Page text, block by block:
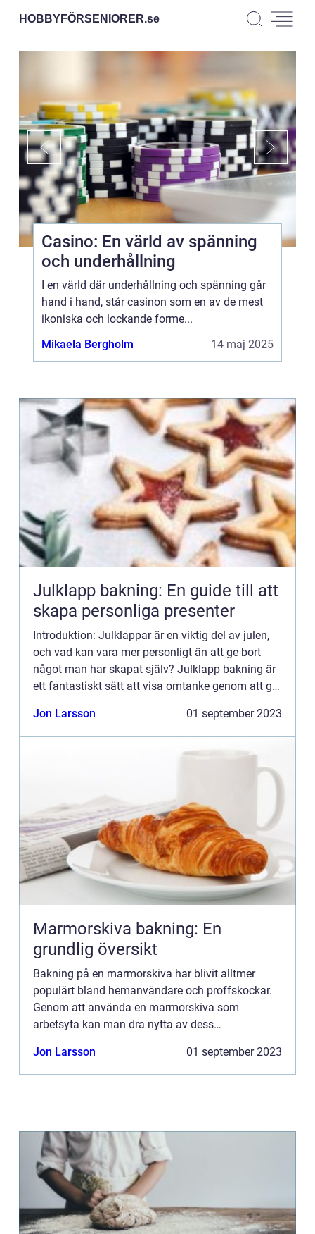
HOBBYFÖRSENIORER.se
Casino: En värld av spänning
och underhållning
I en värld där underhållning och spänning går
hand i hand, står casinon som en av de mest
ikoniska och lockande forme...
Mikaela Bergholm
14 maj 2025
Julklapp bakning: En guide till att
skapa personliga presenter
Introduktion: Julklappar är en viktig del av julen,
och vad kan vara mer personligt än att ge bort
något man har skapat själv? Julklapp bakning är
ett fantastiskt sätt att visa omtanke genom att ge
denna ...
Jon Larsson 01 september 2023
Marmorskiva bakning: En
grundlig översikt
Bakning på en marmorskiva har blivit alltmer
populärt bland hemanvändare och proffskockar.
Genom att använda en marmorskiva som
arbetsyta kan man dra nytta av dess
vilket resulterar i bättre bakverk. I de...
Jon Larsson 01 september 2023